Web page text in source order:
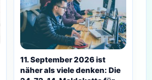
11. September 2026 ist
näher als viele denken: Die